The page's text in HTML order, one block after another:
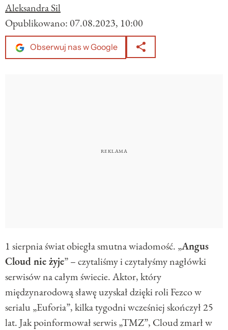
Aleksandra Sil
Opublikowano: 07.08.2023, 10:00
Obserwuj nas w Google
1 sierpnia świat obiegła smutna wiadomość. „Angus
Cloud nie żyje” – czytaliśmy i czytałyśmy nagłówki
serwisów na całym świecie. Aktor, który
międzynarodową sławę uzyskał dzięki roli Fezco w
serialu „Euforia”, kilka tygodni wcześniej skończył 25
lat. Jak poinformował serwis „TMZ”, Cloud zmarł w